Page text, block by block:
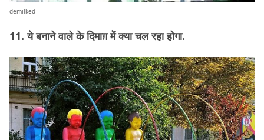
demilked
11. ये बनाने वाले के दिमाग़ में क्या चल रहा होगा.